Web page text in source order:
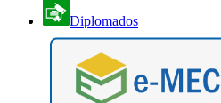
Diplomados